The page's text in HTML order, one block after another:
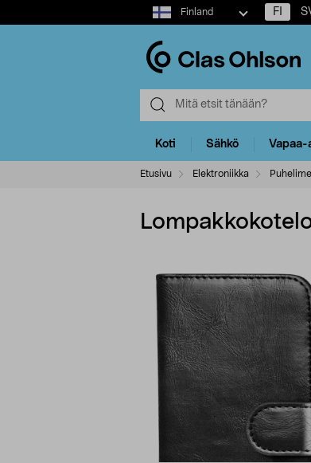
Select
market
Finland FI
Koti Sähkö Vapaa-
Etusivu Elektroniikka